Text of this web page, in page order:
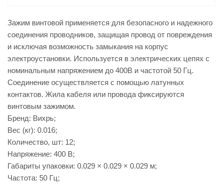
Зажим винтовой применяется для безопасного и надежного
соединения проводников, защищая провод от повреждения
и исключая возможность замыкания на корпус
электроустановки. Используется в электрических цепях с
номинальным напряжением до 400В и частотой 50 Гц.
Соединение осуществляется с помощью латунных
контактов. Жила кабеля или провода фиксируются
винтовым зажимом.
Бренд: Вихрь;
Вес (кг): 0.016;
Количество, шт: 12;
Напряжение: 400 В;
Габариты упаковки: 0.029 × 0.029 × 0.029 м;
Частота: 50 Гц;